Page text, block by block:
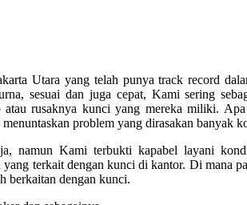
Utara yang telah punya track record
sesuai dan juga cepat, Kami sering
atau rusaknya kunci yang mereka miliki.
problem yang dirasakan banyak
namun Kami terbukti kapabel layani
yang terkait dengan kunci di kantor. Di mana
berkaitan dengan kunci.